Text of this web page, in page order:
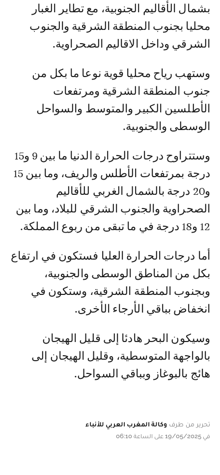
بشمال الأقاليم الجنوبية، مع تطاير الغبار
محليا بجنوب المنطقة الشرقية والجنوب
الشرقي وداخل الاقاليم الصحراوية.
وستهب رياح محليا قوية نوعا ما بكل من
جنوب المنطقة الشرقية ومرتفعات
الأطلسين الكبير والمتوسط والسواحل
الوسطى والجنوبية.
وستتراوح درجات الحرارة الدنيا ما بين 9 و15
درجة بمرتفعات الأطلس والريف، وما بين 15
و20 درجة بالشمال الغربي للأقاليم
الصحراوية والجنوب الشرقي للبلاد، وما بين
12 و18 درجة في ما تبقى من ربوع المملكة.
أما درجات الحرارة العليا فستكون في ارتفاع
بكل من المناطق الوسطى والجنوبية،
وبجنوب المنطقة الشرقية، وستكون في
انخفاض بباقي الأرجاء الأخرى.
وسيكون البحر هادئا إلى قليل الهيجان
بالواجهة المتوسطية، وقليل الهيجان إلى
هائج بالبوغاز وبباقي السواحل.
تحرير من طرف وكالة المغرب العربي للأنباء
في 19/05/2025 على الساعة 06:10